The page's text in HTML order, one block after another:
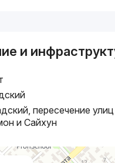
и
пересечение улиц
и Сайхун